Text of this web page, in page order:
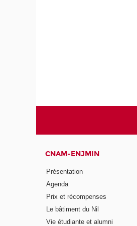
CNAM-ENJMIN
Présentation
Agenda
Prix et récompenses
Le bâtiment du Nil
Vie étudiante et alumni